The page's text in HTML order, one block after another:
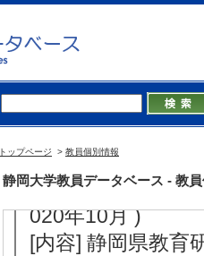
トップページ > 教員個別情報
静岡大学教員データベース - 教
- 前期 )
[備考] 副担当
【講師・イベント等】
[1]. 研修会 2020
020年10月 )
[内容] 静岡県教育